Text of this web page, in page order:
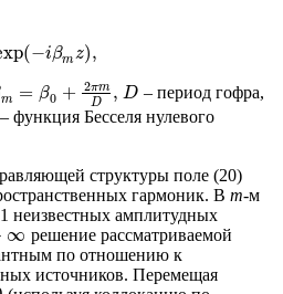
(−iβmz),
m = β0 + 2πm
D
, D – период гофра,
– функция Бесселя нулевого
структуры поле (20)
гармоник. В m-м
неизвестных амплитудных
∞ решение рассматриваемой
по отношению к
источников. Перемещая